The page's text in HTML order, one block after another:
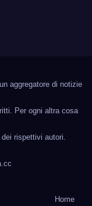
aggregatore di notizie
Per ogni altra cosa
rispettivi autori.
Home